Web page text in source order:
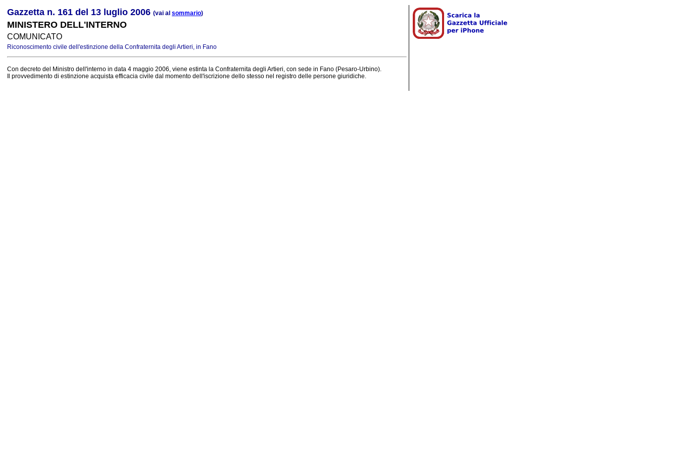
Gazzetta n. 161 del 13 luglio 2006 (vai al sommario)
MINISTERO DELL'INTERNO
COMUNICATO
Riconoscimento civile dell'estinzione della Confraternita degli Artieri, in Fano
Con decreto del Ministro dell'interno in data 4 maggio 2006, viene estinta la Confraternita degli Artieri, con sede in Fano (Pesaro-Urbino).
Il provvedimento di estinzione acquista efficacia civile dal momento dell'iscrizione dello stesso nel registro delle persone giuridiche.